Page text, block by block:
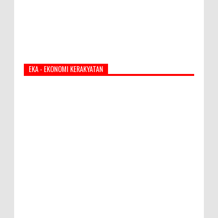
EKA - EKONOMI KERAKYATAN